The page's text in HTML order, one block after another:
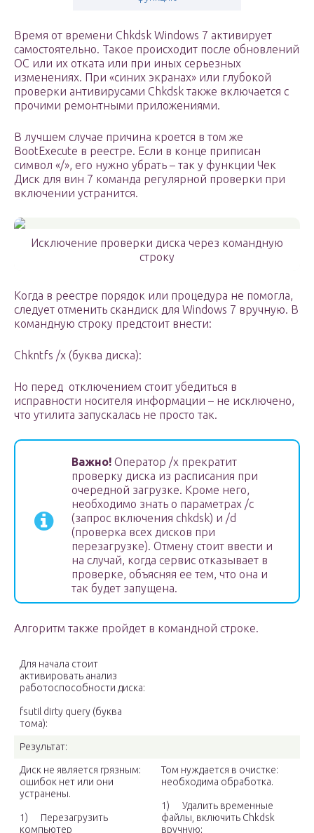
Время от времени Chkdsk Windows 7 активирует
самостоятельно. Такое происходит после обновлений
ОС или их отката или при иных серьезных
изменениях. При «синих экранах» или глубокой
проверки антивирусами Chkdsk также включается с
прочими ремонтными приложениями.
В лучшем случае причина кроется в том же
BootExecute в реестре. Если в конце приписан
символ «/», его нужно убрать – так у функции Чек
Диск для вин 7 команда регулярной проверки при
включении устранится.
Исключение проверки диска через командную
строку
Когда в реестре порядок или процедура не помогла,
следует отменить скандиск для Windows 7 вручную. В
командную строку предстоит внести:
Chkntfs /x (буква диска):
Но перед отключением стоит убедиться в
исправности носителя информации – не исключено,
что утилита запускалась не просто так.
Важно! Оператор /x прекратит
проверку диска из расписания при
очередной загрузке. Кроме него,
необходимо знать о параметрах /c
(запрос включения chkdsk) и /d
(проверка всех дисков при
перезагрузке). Отмену стоит ввести и
на случай, когда сервис отказывает в
проверке, объясняя ее тем, что она и
так будет запущена.
Алгоритм также пройдет в командной строке.
Для начала стоит
активировать анализ
работоспособности диска:
fsutil dirty query (буква
тома):
Результат:
Диск не является грязным:
ошибок нет или они
устранены.
1) Перезагрузить
компьютер
Том нуждается в очистке:
необходима обработка.
1) Удалить временные
файлы, включить Chkdsk
вручную;